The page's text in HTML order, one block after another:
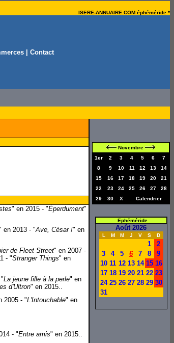
ISERE-ANNUAIRE.COM éphéméride *
| Contact
" en 2015 - "Éperdument"
en 2013 - "Ave, César !" en
de Fleet Street" en 2007 -
- "Stranger Things" en
La jeune fille à la perle" en
d'Ultron" en 2015..
2005 - "L'Intouchable" en
- "Entre amis" en 2015..
Novembre
1er
2 3 4 5 6
7
8
9 10 11 12 13
14
15
16 17 18 19 20
21
22
23 24 25 26 27
28
29
30 X Calendrier
Ephéméride
Août 2026
L M M J V S D
1
2
3
4 5 6 7 8
9
10 11 12 13 14 15 16
17 18 19 20 21 22 23
24 25 26 27 28 29 30
31